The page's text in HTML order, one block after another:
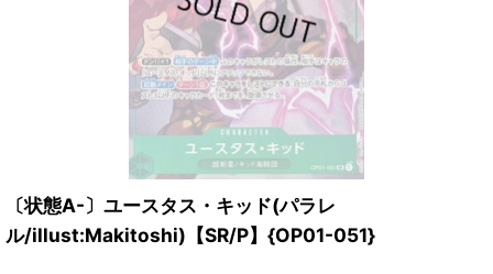
〔状態A-〕ユースタス・キッド(パラレ
ル/illust:Makitoshi)【SR/P】{OP01-051}